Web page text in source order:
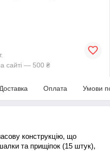
сайті — 500 ₴
Доставка Оплата Умови
конструкцію, що
та прищіпок (15 штук),